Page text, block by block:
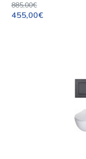
885,00€
455,00€